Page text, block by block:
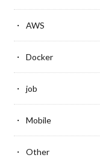
AWS
Docker
job
Mobile
Other